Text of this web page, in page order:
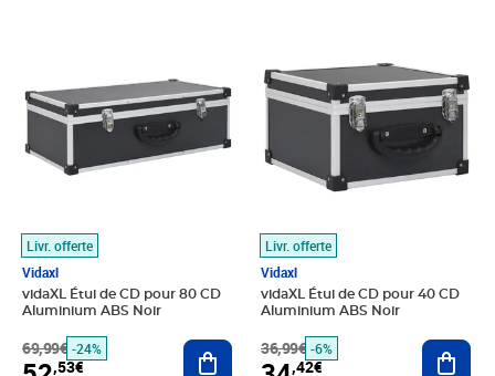
Livr. offerte
Vidaxl
vidaXL Étui de CD pour 80 CD
Aluminium ABS Noir
69,99€ -24%
,53€
Ajouter au panier
Livr. offerte
Vidaxl
vidaXL Étui de CD pour 40 CD
Aluminium ABS Noir
36,99€ -6%
,42€